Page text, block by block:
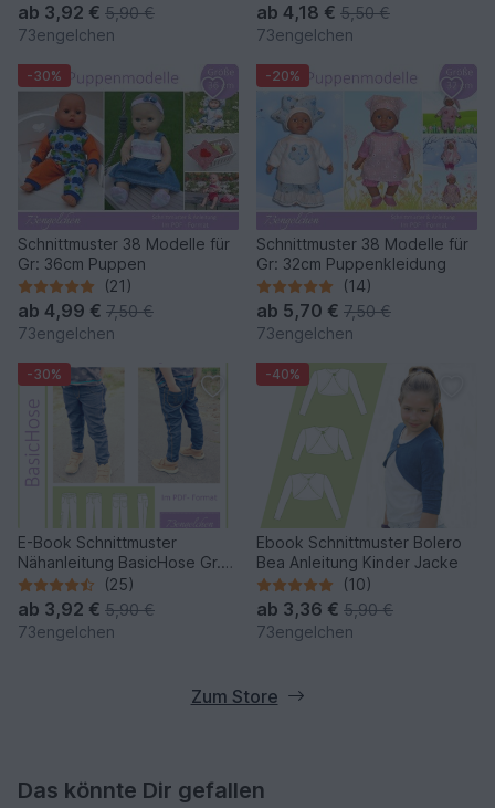
ab 3,92 € 5,90 €
73engelchen
ab 4,18 € 5,50 €
73engelchen
-30%
Schnittmuster 38 Modelle für
Gr: 36cm Puppen
(21)
ab 4,99 € 7,50 €
73engelchen
-20%
Schnittmuster 38 Modelle für
Gr: 32cm Puppenkleidung
(14)
ab 5,70 € 7,50 €
73engelchen
-30%
E-Book Schnittmuster
Nähanleitung BasicHose Gr.
74-164
(25)
ab 3,92 € 5,90 €
73engelchen
-40%
Ebook Schnittmuster Bolero
Bea Anleitung Kinder Jacke
(10)
ab 3,36 € 5,90 €
73engelchen
Zum Store
Das könnte Dir gefallen